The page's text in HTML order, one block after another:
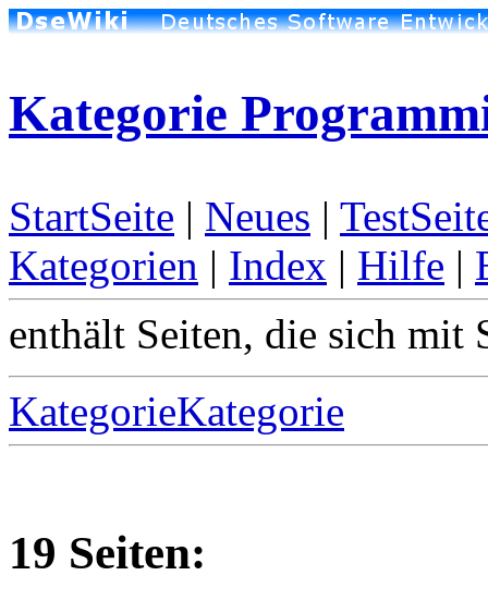
Kategorie
StartSeite | Neues |
Kategorien | Index | Hilfe |
enthält Seiten, die sich mit
KategorieKategorie
19 Seiten: